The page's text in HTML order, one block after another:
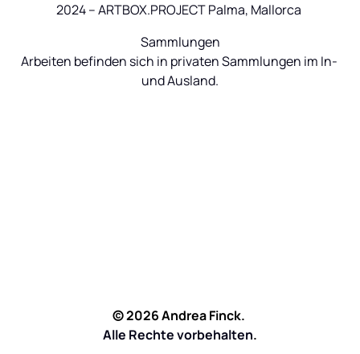
Sammlungen
Arbeiten befinden sich in privaten Sammlungen im In-
© 2026 Andrea Finck.
Alle Rechte vorbehalten.